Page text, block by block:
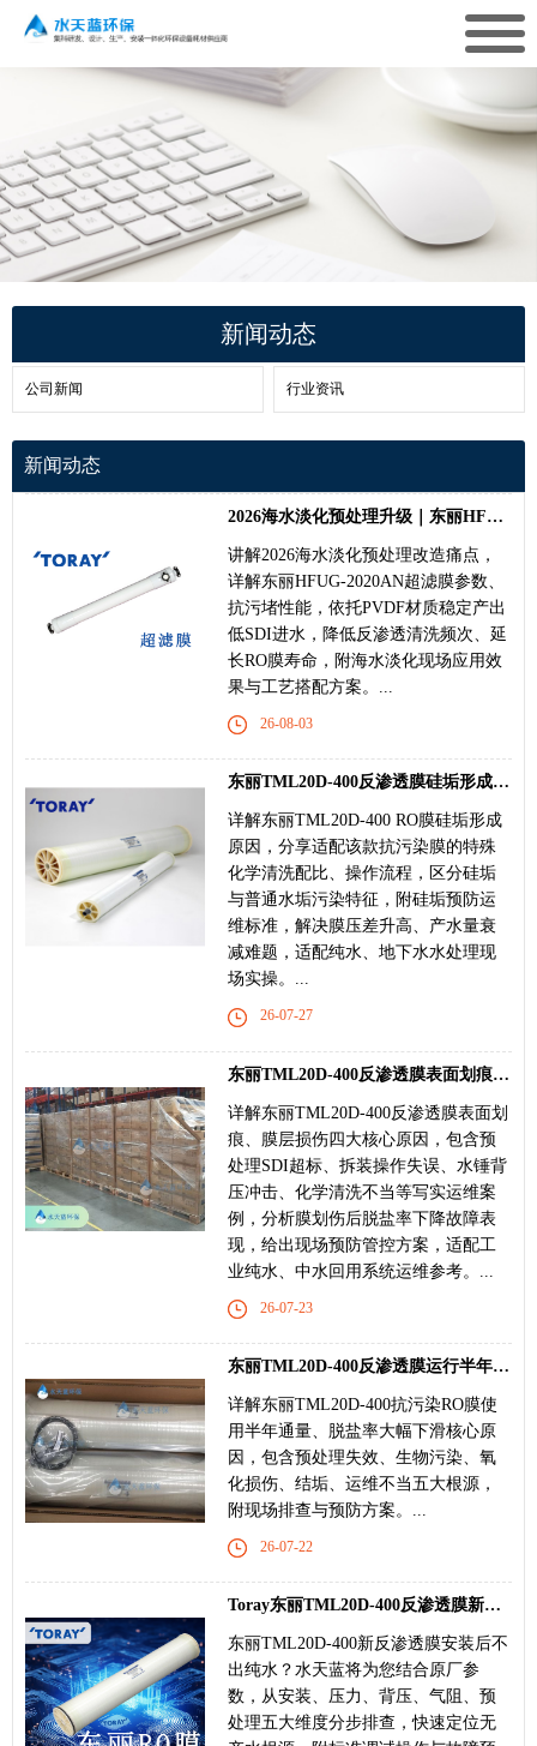
新闻动态
公司新闻 行业资讯
新闻动态
2026海水淡化预处理升级｜东丽HFUG-2020AN超滤膜，稳住RO系统长效运行
讲解2026海水淡化预处理改造痛点，
详解东丽HFUG-2020AN超滤膜参数、
抗污堵性能，依托PVDF材质稳定产出
低SDI进水，降低反渗透清洗频次、延
长RO膜寿命，附海水淡化现场应用效
果与工艺搭配方案。...
26-08-03
东丽TML20D-400反渗透膜硅垢形成原因与特殊清洗
详解东丽TML20D-400 RO膜硅垢形成
原因，分享适配该款抗污染膜的特殊
化学清洗配比、操作流程，区分硅垢
与普通水垢污染特征，附硅垢预防运
维标准，解决膜压差升高、产水量衰
减难题，适配纯水、地下水水处理现
场实操。...
26-07-27
东丽TML20D-400反渗透膜表面划痕、损伤原因
详解东丽TML20D-400反渗透膜表面划
痕、膜层损伤四大核心原因，包含预
处理SDI超标、拆装操作失误、水锤背
压冲击、化学清洗不当等写实运维案
例，分析膜划伤后脱盐率下降故障表
现，给出现场预防管控方案，适配工
业纯水、中水回用系统运维参考。...
26-07-23
东丽TML20D-400反渗透膜运行半年性能骤降原因
详解东丽TML20D-400抗污染RO膜使
用半年通量、脱盐率大幅下滑核心原
因，包含预处理失效、生物污染、氧
化损伤、结垢、运维不当五大根源，
附现场排查与预防方案。...
26-07-22
Toray东丽TML20D-400反渗透膜新膜安装后不出水故障排查
东丽TML20D-400新反渗透膜安装后不
出纯水？水天蓝将为您结合原厂参
数，从安装、压力、背压、气阻、预
处理五大维度分步排查，快速定位无